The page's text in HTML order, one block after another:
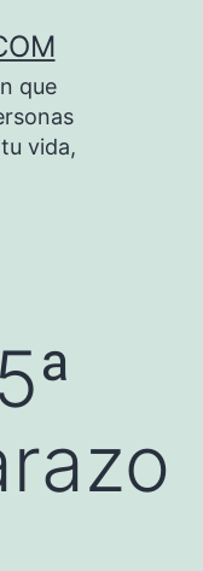
que
vida,